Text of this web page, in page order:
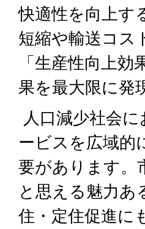
快適性を向上す
短縮や輸送コス
「生産性向上
果を最大限に発
人口減少社会
ービスを広域的
要があります。
と思える魅力あ
住・定住促進に